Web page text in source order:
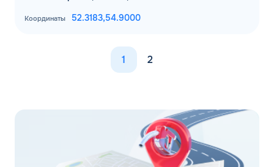
Координаты 52.3183,54.9000
1 2